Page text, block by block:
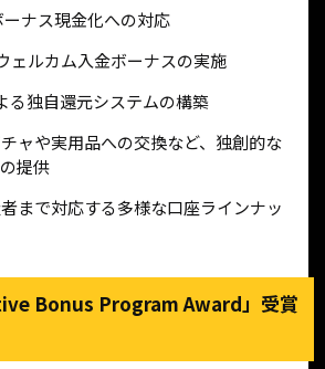
ナス現金化への対応
ェルカム入金ボーナスの実施
る独自還元システムの構築
ャや実用品への交換など、独創的な
提供
まで対応する多様な口座ラインナッ
Bonus Program Award」受賞